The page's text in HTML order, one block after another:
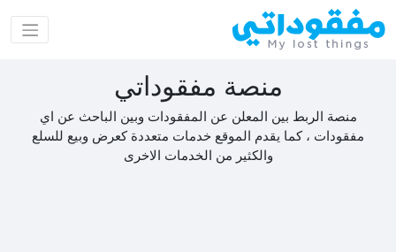
منصة مفقوداتي
منصة الربط بين المعلن عن المفقودات وبين الباحث عن اي
مفقودات ، كما يقدم الموقع خدمات متعددة كعرض وبيع للسلع
والكثير من الخدمات الاخرى